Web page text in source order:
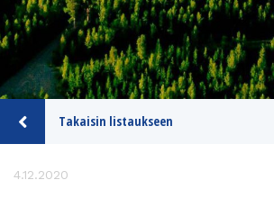
Takaisin listaukseen
4.12.2020